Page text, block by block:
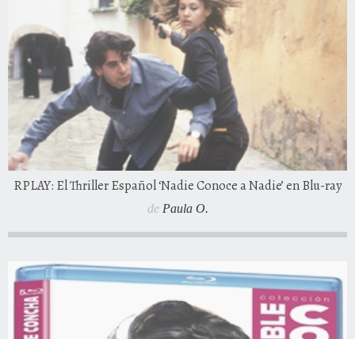
RPLAY: El Thriller Español ‘Nadie Conoce a Nadie’ en Blu-ray
de Paula O.